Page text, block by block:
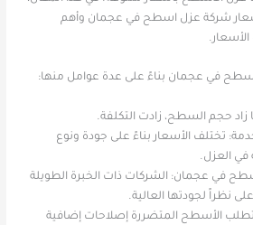
شركة عزل اسطح في عجمان وأهم
في عجمان بناءً على عدة عوامل منها:
حجم السطح، زادت التكلفة.
تختلف الأسعار بناءً على جودة ونوع
في العزل.
في عجمان: الشركات ذات الخبرة الطويلة
نظراً لجودتها العالية.
الأسطح المتضررة إصلاحات إضافية